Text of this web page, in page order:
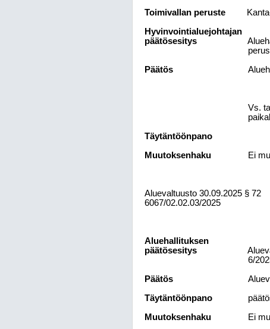
Toimivallan peruste
Hyvinvointialuejohtajan
päätösesitys
Päätös
Vs.
Täytäntöönpano
Muutoksenhaku
Ei
Aluevaltuusto 30.09.2025 § 72
6067/02.02.03/2025
Aluehallituksen
päätösesitys
6/
Päätös
Täytäntöönpano
Muutoksenhaku
Ei